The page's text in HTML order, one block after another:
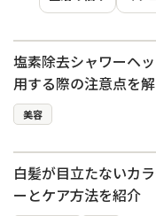
塩素除去シャワーヘ
用する際の注意点を
美容
白髪が目立たないカ
ーとケア方法を紹介